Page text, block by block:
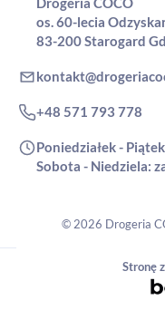
os. 60-lecia
83-200 Starogard
+48 571 793 778
Poniedziałek -
Sobota - Niedziela:
© 2026 Drogeria
Stronę